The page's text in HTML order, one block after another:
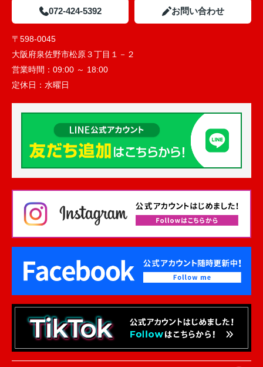
072-424-5392 お問い合わせ
〒598-0045
大阪府泉佐野市松原３丁目１－２
営業時間： 09:00 ～ 18:00
定休日： 水曜日